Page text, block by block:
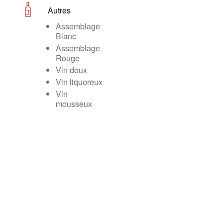
Autres
Assemblage
Blanc
Assemblage
Rouge
Vin doux
Vin liquoreux
Vin
mousseux